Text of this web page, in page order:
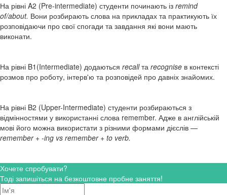
На рівні A2 (Pre-intermediate) студенти починають із remind
of/about. Вони розбирають слова на прикладах та практикують їх
розповідаючи про свої спогади та завдання які вони мають
виконати.
На рівні B1(Intermediate) додаються recallта recognise в контексті
розмов про роботу, інтерв'ю та розповідей про давніх знайомих.
На рівні B2 (Upper-Intermediate) студенти розбираються з
відмінностями у використанні слова remember. Адже в англійській
мові його можна використати з різними формами дієслів —
remember + -ing vs remember + to verb.
Хочете спробувати?
Тоді запишіться на безкоштовне пробне заняття!